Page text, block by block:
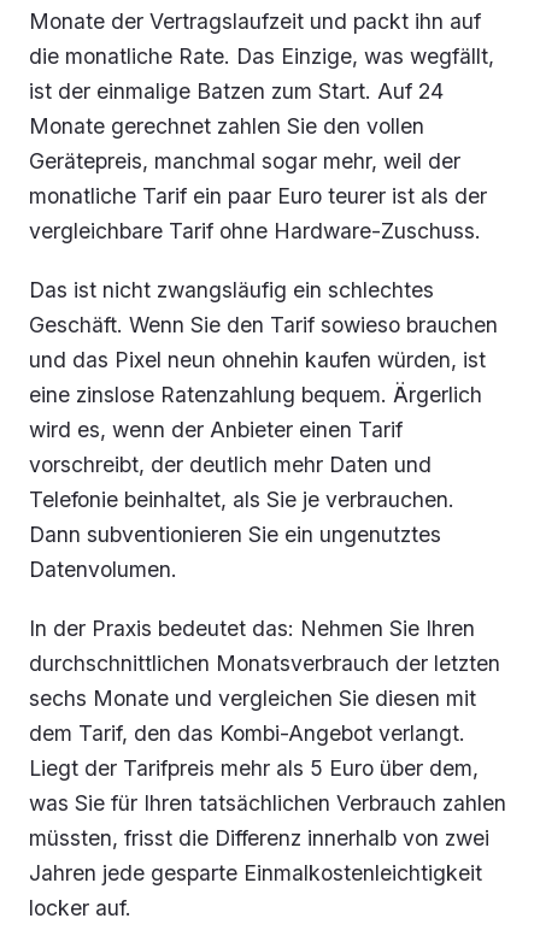
Monate der Vertragslaufzeit und packt ihn auf
die monatliche Rate. Das Einzige, was wegfällt,
ist der einmalige Batzen zum Start. Auf 24
Monate gerechnet zahlen Sie den vollen
Gerätepreis, manchmal sogar mehr, weil der
monatliche Tarif ein paar Euro teurer ist als der
vergleichbare Tarif ohne Hardware-Zuschuss.
Das ist nicht zwangsläufig ein schlechtes
Geschäft. Wenn Sie den Tarif sowieso brauchen
und das Pixel neun ohnehin kaufen würden, ist
eine zinslose Ratenzahlung bequem. Ärgerlich
wird es, wenn der Anbieter einen Tarif
vorschreibt, der deutlich mehr Daten und
Telefonie beinhaltet, als Sie je verbrauchen.
Dann subventionieren Sie ein ungenutztes
Datenvolumen.
In der Praxis bedeutet das: Nehmen Sie Ihren
durchschnittlichen Monatsverbrauch der letzten
sechs Monate und vergleichen Sie diesen mit
dem Tarif, den das Kombi-Angebot verlangt.
Liegt der Tarifpreis mehr als 5 Euro über dem,
was Sie für Ihren tatsächlichen Verbrauch zahlen
müssten, frisst die Differenz innerhalb von zwei
Jahren jede gesparte Einmalkostenleichtigkeit
locker auf.